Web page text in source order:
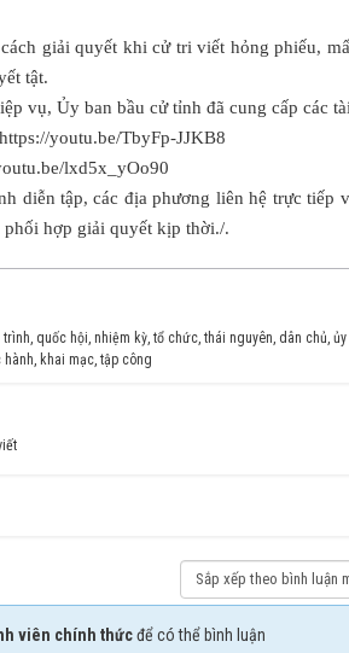
giải quyết khi cử tri viết hỏng phiếu,
tật.
vụ, Ủy ban bầu cử tỉnh đã cung cấp các
youtu.be/TbyFp-JJKB8
lxd5x_yOo90
diễn tập, các địa phương liên hệ trực tiếp
phối hợp giải quyết kịp thời./.
trình, quốc hội, nhiệm kỳ, tổ chức, thái nguyên, dân chủ, ủy
hành, khai mạc, tập công
viên chính thứcđể có thể bình luận